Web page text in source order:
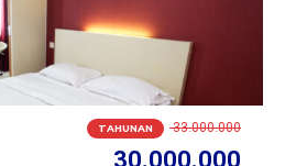
TAHUNAN 33.000.000
30.000.000